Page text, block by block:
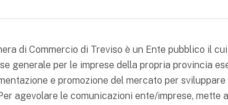
di Commercio di Treviso è un Ente pubblico il
generale per le imprese della propria provincia
e promozione del mercato per
agevolare le comunicazioni ente/imprese, mette